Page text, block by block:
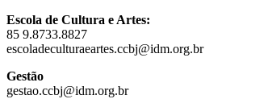
Escola de Cultura e Artes:
85 9.8733.8827
escoladeculturaeartes.ccbj@idm.org.br
Gestão
gestao.ccbj@idm.org.br